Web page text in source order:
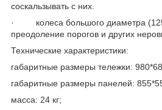
соскальзывать с них.
· колеса большого диаметра
преодоление порогов и других
Технические характеристики:
габаритные размеры тележки:
габаритные размеры панелей:
масса: 24 кг;